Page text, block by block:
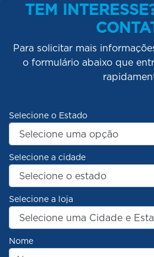
TEM
Para solicitar mais
o formulário abaixo que
Selecione o Estado
Selecione a cidade
Selecione a loja
Nome